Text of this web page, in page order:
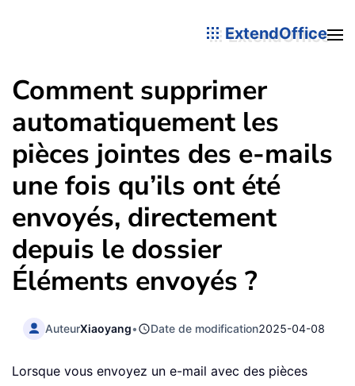
ExtendOffice
Comment supprimer
automatiquement les
pièces jointes des e-mails
une fois qu’ils ont été
envoyés, directement
depuis le dossier
Éléments envoyés ?
AuteurXiaoyang• Date de modification2025-04-08
Lorsque vous envoyez un e-mail avec des pièces